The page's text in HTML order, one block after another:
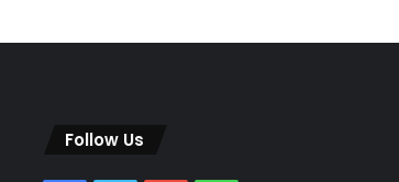
Follow Us